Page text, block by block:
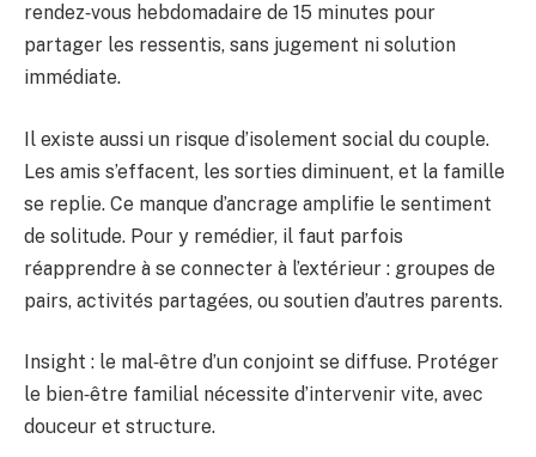
rendez‑vous hebdomadaire de 15 minutes pour
partager les ressentis, sans jugement ni solution
immédiate.
Il existe aussi un risque d’isolement social du couple.
Les amis s’effacent, les sorties diminuent, et la famille
se replie. Ce manque d’ancrage amplifie le sentiment
de solitude. Pour y remédier, il faut parfois
réapprendre à se connecter à l’extérieur : groupes de
pairs, activités partagées, ou soutien d’autres parents.
Insight : le mal‑être d’un conjoint se diffuse. Protéger
le bien‑être familial nécessite d’intervenir vite, avec
douceur et structure.